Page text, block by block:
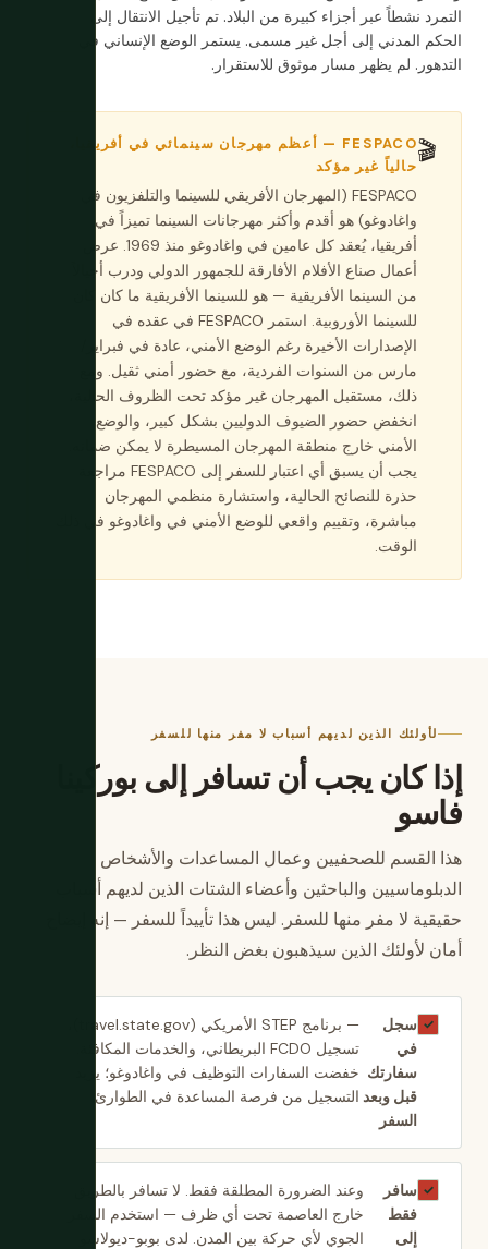
التمرد نشطاً عبر أجزاء كبيرة من البلاد. تم تأجيل الانتقال إلى
الحكم المدني إلى أجل غير مسمى. يستمر الوضع الإنساني في
التدهور. لم يظهر مسار موثوق للاستقرار.
🎬
FESPACO — أعظم مهرجان سينمائي في أفريقيا،
حالياً غير مؤكد
FESPACO (المهرجان الأفريقي للسينما والتلفزيون في
واغادوغو) هو أقدم وأكثر مهرجانات السينما تميزاً في
أفريقيا، يُعقد كل عامين في واغادوغو منذ 1969. عرض
أعمال صناع الأفلام الأفارقة للجمهور الدولي ودرب أجيالاً
من السينما الأفريقية — هو للسينما الأفريقية ما كان كان
للسينما الأوروبية. استمر FESPACO في عقده في
الإصدارات الأخيرة رغم الوضع الأمني، عادة في فبراير/
مارس من السنوات الفردية، مع حضور أمني ثقيل. ومع
ذلك، مستقبل المهرجان غير مؤكد تحت الظروف الحالية،
انخفض حضور الضيوف الدوليين بشكل كبير، والوضع
الأمني خارج منطقة المهرجان المسيطرة لا يمكن ضمانه.
يجب أن يسبق أي اعتبار للسفر إلى FESPACO مراجعة
حذرة للنصائح الحالية، واستشارة منظمي المهرجان
مباشرة، وتقييم واقعي للوضع الأمني في واغادوغو في ذلك
الوقت.
لأولئك الذين لديهم أسباب لا مفر منها للسفر
إذا كان يجب أن تسافر إلى بوركينا
فاسو
هذا القسم للصحفيين وعمال المساعدات والأشخاص
الدبلوماسيين والباحثين وأعضاء الشتات الذين لديهم أسباب
حقيقية لا مفر منها للسفر. ليس هذا تأييداً للسفر — إنه إيضاح
أمان لأولئك الذين سيذهبون بغض النظر.
✓ سجل
في
سفارتك
قبل وبعد
السفر
تسجيل FCDO البريطاني، والخدمات المكافئة.
خفضت السفارات التوظيف في واغادوغو؛ يزيد
التسجيل من فرصة المساعدة في الطوارئ.
✓ سافر
فقط
إلى
وعند الضرورة المطلقة فقط. لا تسافر بالطريق
خارج العاصمة تحت أي ظرف — استخدم السفر
الجوي لأي حركة بين المدن. لدى بوبو-ديولاسو